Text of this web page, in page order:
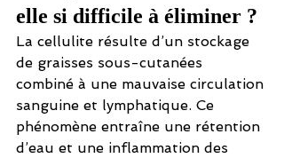
elle si difficile à éliminer ?
La cellulite résulte d’un stockage
de graisses sous-cutanées
combiné à une mauvaise circulation
sanguine et lymphatique. Ce
phénomène entraîne une rétention
d’eau et une inflammation des